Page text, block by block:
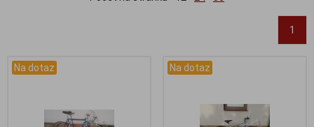
1
Na dotaz Na dotaz